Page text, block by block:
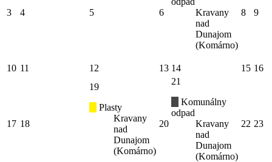
3 4 5 6
Kravany
nad
Dunajom
(Komárno)
8 9
10 11 12 13 14 15 16
17 18
19
Plasty
Kravany
nad
Dunajom
(Komárno)
20
21
Komunálny
odpad
Kravany
nad
Dunajom
(Komárno)
22 23